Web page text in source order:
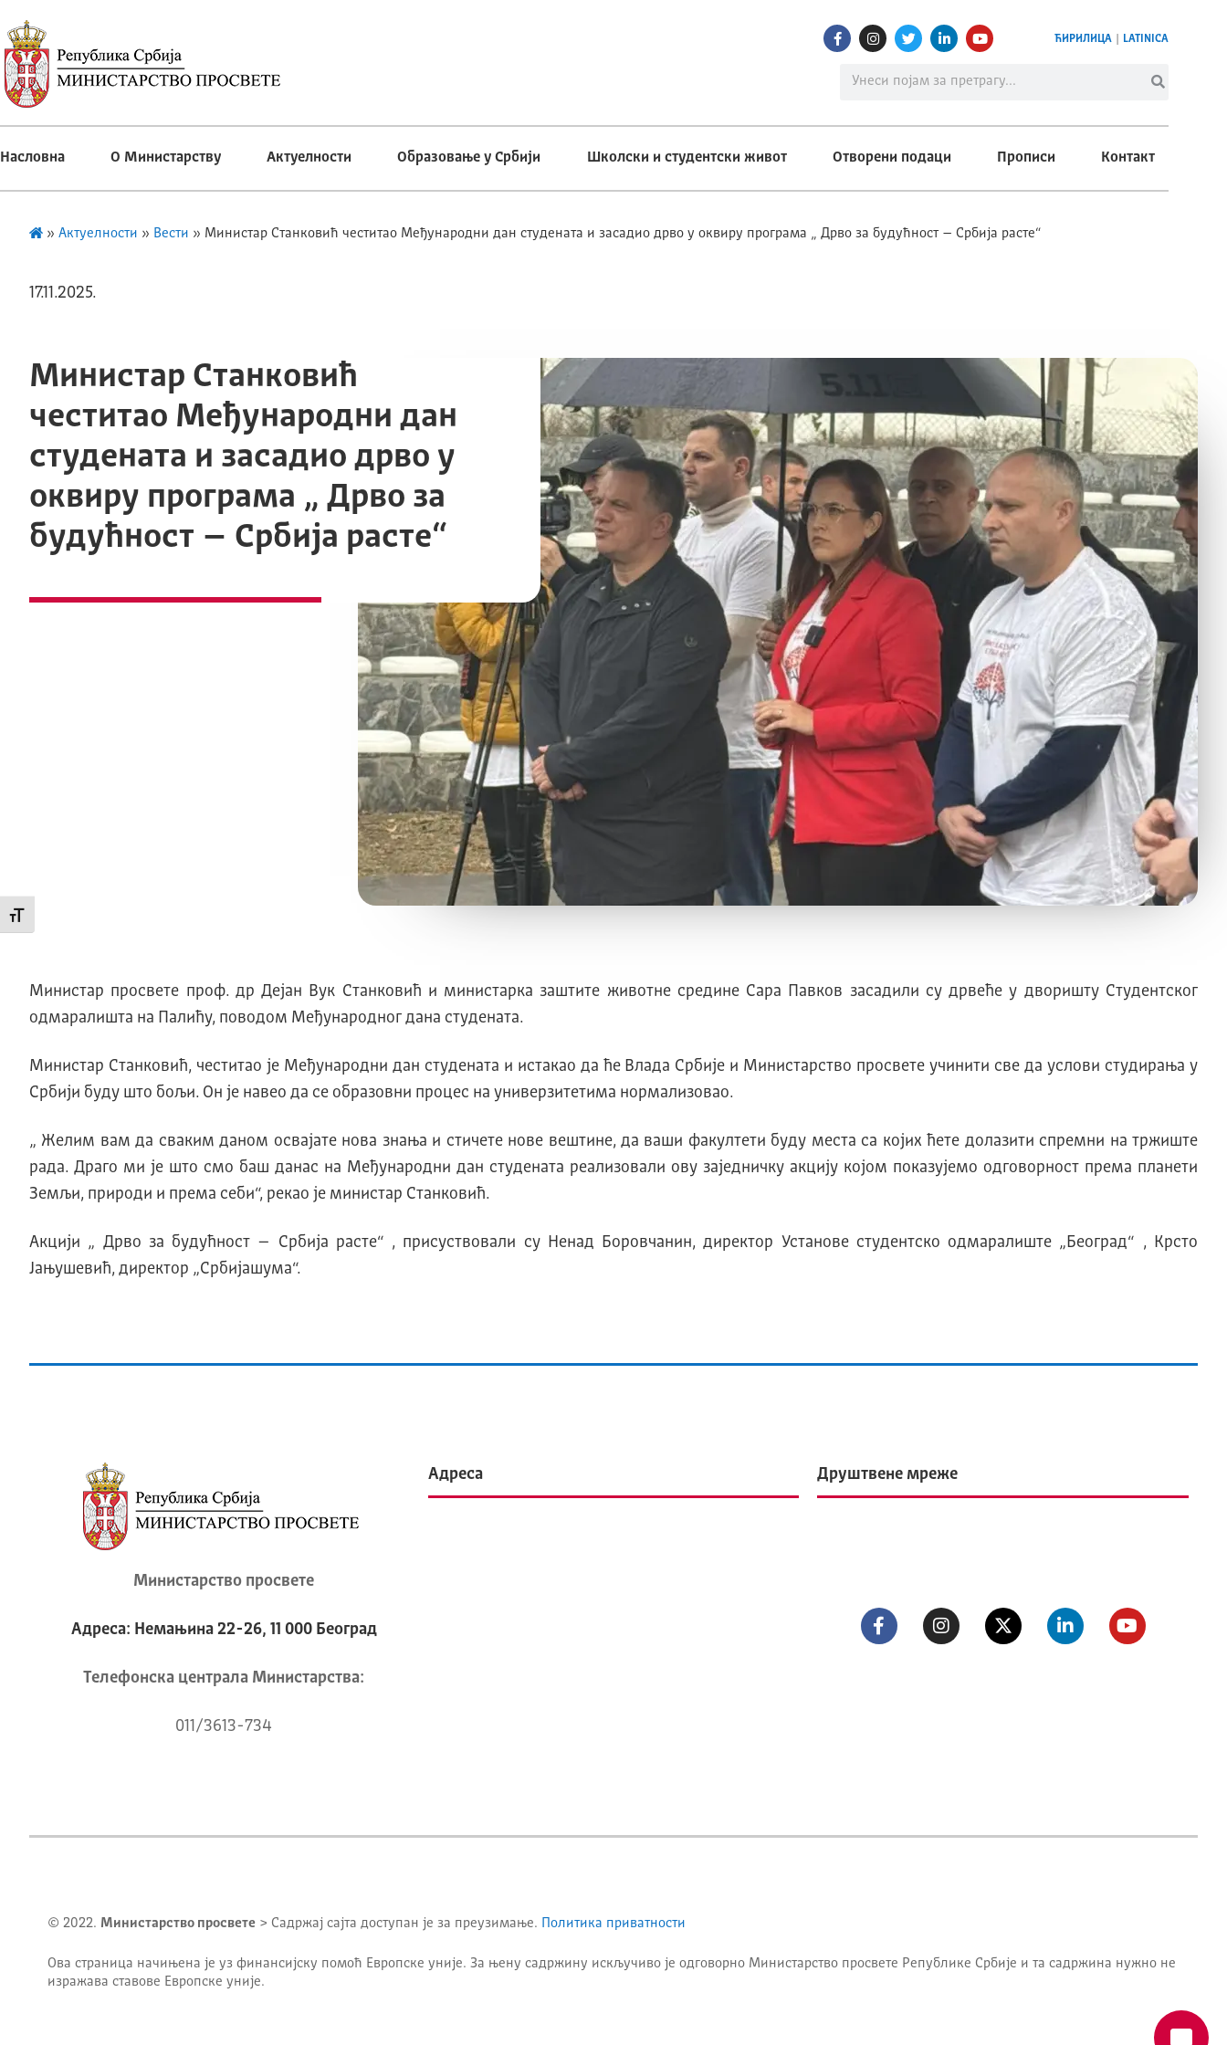
Промени величину слова
ЋИРИЛИЦА LATINICA
Насловна О Министарству Актуелности Образовање у Србији Школски и студентски живот Отворени подаци Прописи Контакт
» Актуелности » Вести » Министар Станковић честитао Међународни дан студената и засадио дрво у оквиру програма „ Дрво за будућност – Србија расте“
17.11.2025.
Министар Станковић
честитао Међународни дан
студената и засадио дрво у
оквиру програма „ Дрво за
будућност – Србија расте“
Министар просвете проф. др Дејан Вук Станковић и министарка заштите животне средине Сара Павков засадили су дрвеће у дворишту Студентског
одмаралишта на Палићу, поводом Међународног дана студената.
Министар Станковић, честитао је Међународни дан студената и истакао да ће Влада Србије и Министарство просвете учинити све да услови студирања у
Србији буду што бољи. Он је навео да се образовни процес на универзитетима нормализовао.
„ Желим вам да сваким даном освајате нова знања и стичете нове вештине, да ваши факултети буду места са којих ћете долазити спремни на тржиште
рада. Драго ми је што смо баш данас на Међународни дан студената реализовали ову заједничку акцију којом показујемо одговорност према планети
Земљи, природи и према себи“, рекао је министар Станковић.
Акцији „ Дрво за будућност – Србија расте“ , присуствовали су Ненад Боровчанин, директор Установе студентско одмаралиште „Београд“ , Крсто
Јањушевић, директор „Србијашума“.
Министарство просвете
Адреса: Немањина 22-26, 11 000 Београд
Телeфонска централа Mинистарства:
011/3613-734
Адреса Друштвене мреже
© 2022. Министарство просвете > Садржај сајта доступан је за преузимање. Политика приватности
Ова страница начињена је уз финансијску помоћ Европске уније. За њену садржину искључиво је одговорно Министарство просвете Републике Србије и та садржина нужно не
изражава ставове Европске уније.